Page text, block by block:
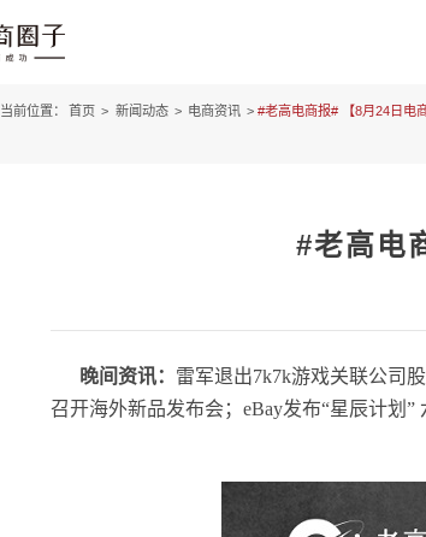
当前位置： 首页 > 新闻动态 > 电商资讯 >#老高电商报# 【8月24日电
#老高电
晚间资讯： 雷军退出7k7k游戏关联公司
召开海外新品发布会；eBay发布“星辰计划